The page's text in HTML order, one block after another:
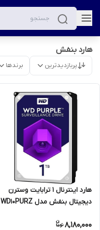
هارد بنفش
پربازدیدترین برندها
هارد اینترنال 1 ترابایت وسترن
دیجیتال بنفش مدل WD10PURZ
8,180,000